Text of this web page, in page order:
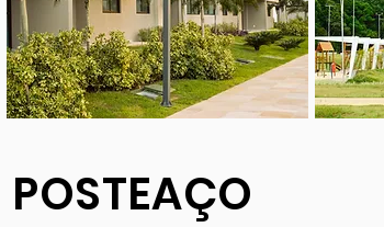
POSTEAÇO